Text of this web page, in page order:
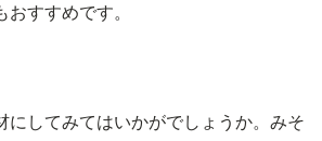
すすめです。
にしてみてはいかがでしょうか。みそ